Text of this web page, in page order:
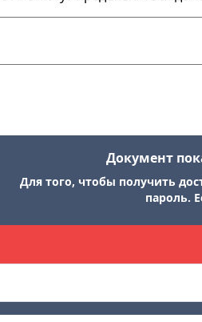
Документ
Для того, чтобы получить
пароль.